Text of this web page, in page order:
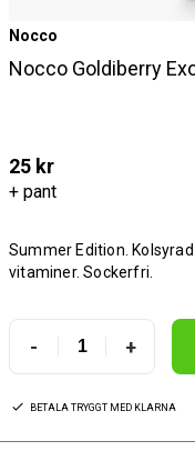
Nocco
Nocco Goldiberry
25 kr
+ pant
Summer Edition.
vitaminer. Sockerfri.
- +
BETALA TRYGGT MED KLARNA